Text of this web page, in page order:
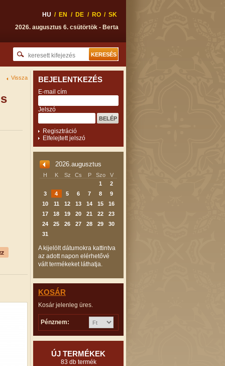
HU / EN / DE / RO / SK
2026. augusztus 6. csütörtök - Berta
Vissza BEJELENTKEZÉS
E-mail cím
Jelszó
Regisztráció
Elfelejtett jelszó
2026.augusztus
H K Sz Cs P Szo
V
1
2
3
4 5 6 7 8
9
10
11 12 13 14 15
16
17
18 19 20 21 22
23
24
25 26 27 28 29
30
31
A kijelölt dátumokra kattintva
az adott napon elérhetővé
vált termékeket láthatja.
KOSÁR
Kosár jelenleg üres.
Pénznem:
ÚJ TERMÉKEK
83 db termék